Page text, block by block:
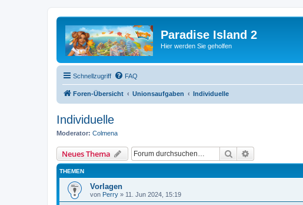
Paradise Island 2
Hier werden Sie geholfen
Schnellzugriff FAQ
Foren-Übersicht Unionsaufgaben Individuelle
Individuelle
Moderator: Colmena
Neues Thema Suche
THEMEN
Vorlagen
von Perry » 11. Jun 2024, 15:19